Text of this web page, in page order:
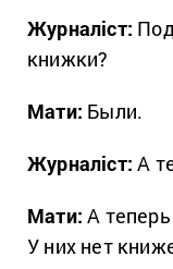
Журналіст:
книжки?
Мати: Были.
Журналіст: А
Мати: А
У них нет